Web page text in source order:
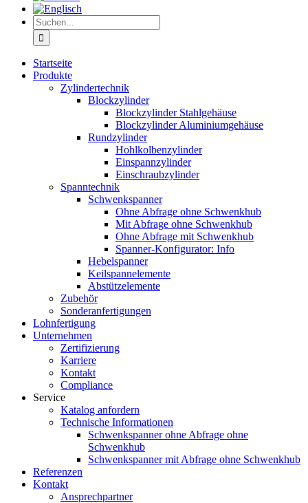
Suche
nach:
Startseite
Produkte
Zylindertechnik
Blockzylinder
Blockzylinder Stahlgehäuse
Blockzylinder Aluminiumgehäuse
Rundzylinder
Hohlkolbenzylinder
Einspannzylinder
Einschraubzylinder
Spanntechnik
Schwenkspanner
Ohne Abfrage ohne Schwenkhub
Mit Abfrage ohne Schwenkhub
Ohne Abfrage mit Schwenkhub
Spanner-Konfigurator: Info
Hebelspanner
Keilspannelemente
Abstützelemente
Zubehör
Sonderanfertigungen
Lohnfertigung
Unternehmen
Zertifizierung
Karriere
Kontakt
Compliance
Service
Katalog anfordern
Technische Informationen
Schwenkspanner ohne Abfrage ohne
Schwenkhub
Schwenkspanner mit Abfrage ohne Schwenkhub
Referenzen
Kontakt
Ansprechpartner